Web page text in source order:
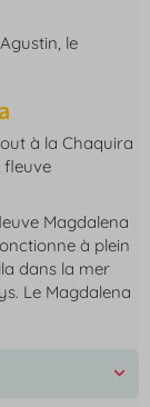
le
à la Chaquira
fleuve
Magdalena
à plein
dans la mer
Le Magdalena